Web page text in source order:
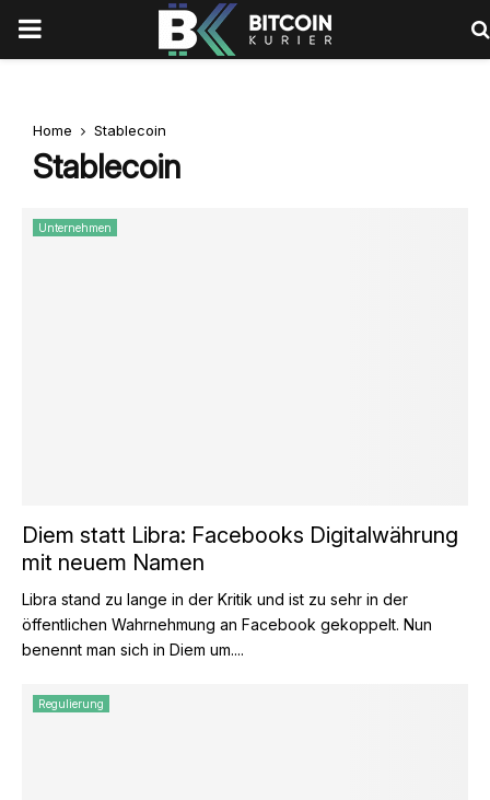
PRIMARY
Home Stablecoin
Stablecoin
Unternehmen
Diem statt Libra: Facebooks Digitalwährung
mit neuem Namen
Libra stand zu lange in der Kritik und ist zu sehr in der
öffentlichen Wahrnehmung an Facebook gekoppelt. Nun
benennt man sich in Diem um....
Regulierung